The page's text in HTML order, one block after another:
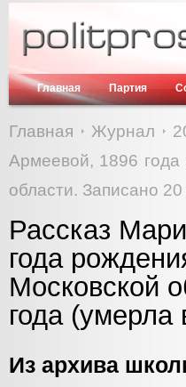
Главная Партия
Главная Журнал
Армеевой, 1896
области. Записано
Рассказ
года
Московской
года (умерла
Из архива